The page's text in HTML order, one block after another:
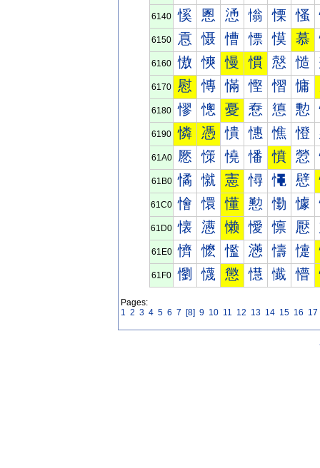
6140 慀 慁 慂 慃 慄 慅
6150 慐 慑 慒 慓 慔 慕
6160 慠 慡 慢 慣 慤 慥
6170 慰 慱 慲 慳 慴 慵
6180 憀 憁 憂 憃 憄 憅
6190 憐 憑 憒 憓 憔 憕
61A0 憠 憡 憢 憣 憤 憥
61B0 憰 憱 憲 憳 憴 憵
61C0 懀 懁 懂 懃 懄 懅
61D0 懐 懑 懒 懓 懔 懕
61E0 懠 懡 懢 懣 懤 懥
61F0 懰 懱 懲 懳 懴 懵
Pages:
1 2 3 4 5 6 7 [8] 9 10 11 12 13 14 15 16 17